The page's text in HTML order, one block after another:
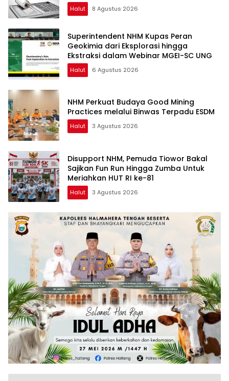
Halut 8 Agustus 2026
Superintendent NHM Kupas Peran
Geokimia dari Eksplorasi hingga
Ekstraksi dalam Webinar MGEI-SC UNG
Halut 6 Agustus 2026
NHM Perkuat Budaya Good Mining
Practices melalui Binwas Terpadu ESDM
Halut 3 Agustus 2026
Disupport NHM, Pemuda Tiowor Bakal
Sajikan Fun Run Hingga Zumba Untuk
Meriahkan HUT RI ke-81
Halut 3 Agustus 2026